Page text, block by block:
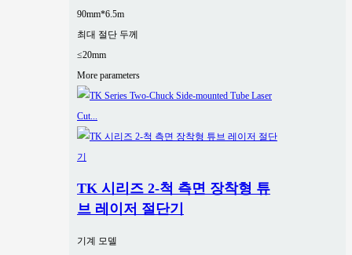
90mm*6.5m
최대 절단 두께
≤20mm
More parameters
TK 시리즈 2-척 측면 장착형 튜
브 레이저 절단기
기계 모델